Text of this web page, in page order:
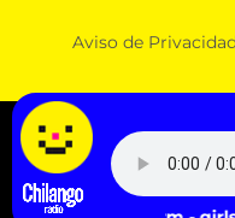
Aviso de Privacidad
© 2026 SOPITAS.COM - MÚSICA,
MÁS!.